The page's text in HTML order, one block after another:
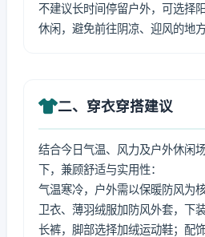
不建议长时间停留户外，可选择
休闲，避免前往阴凉、迎风的地
二、穿衣穿搭建议
结合今日气温、风力及户外休闲
下，兼顾舒适与实用性：
气温寒冷，户外需以保暖防风为
卫衣、薄羽绒服加防风外套，下
长裤，脚部选择加绒运动鞋；配